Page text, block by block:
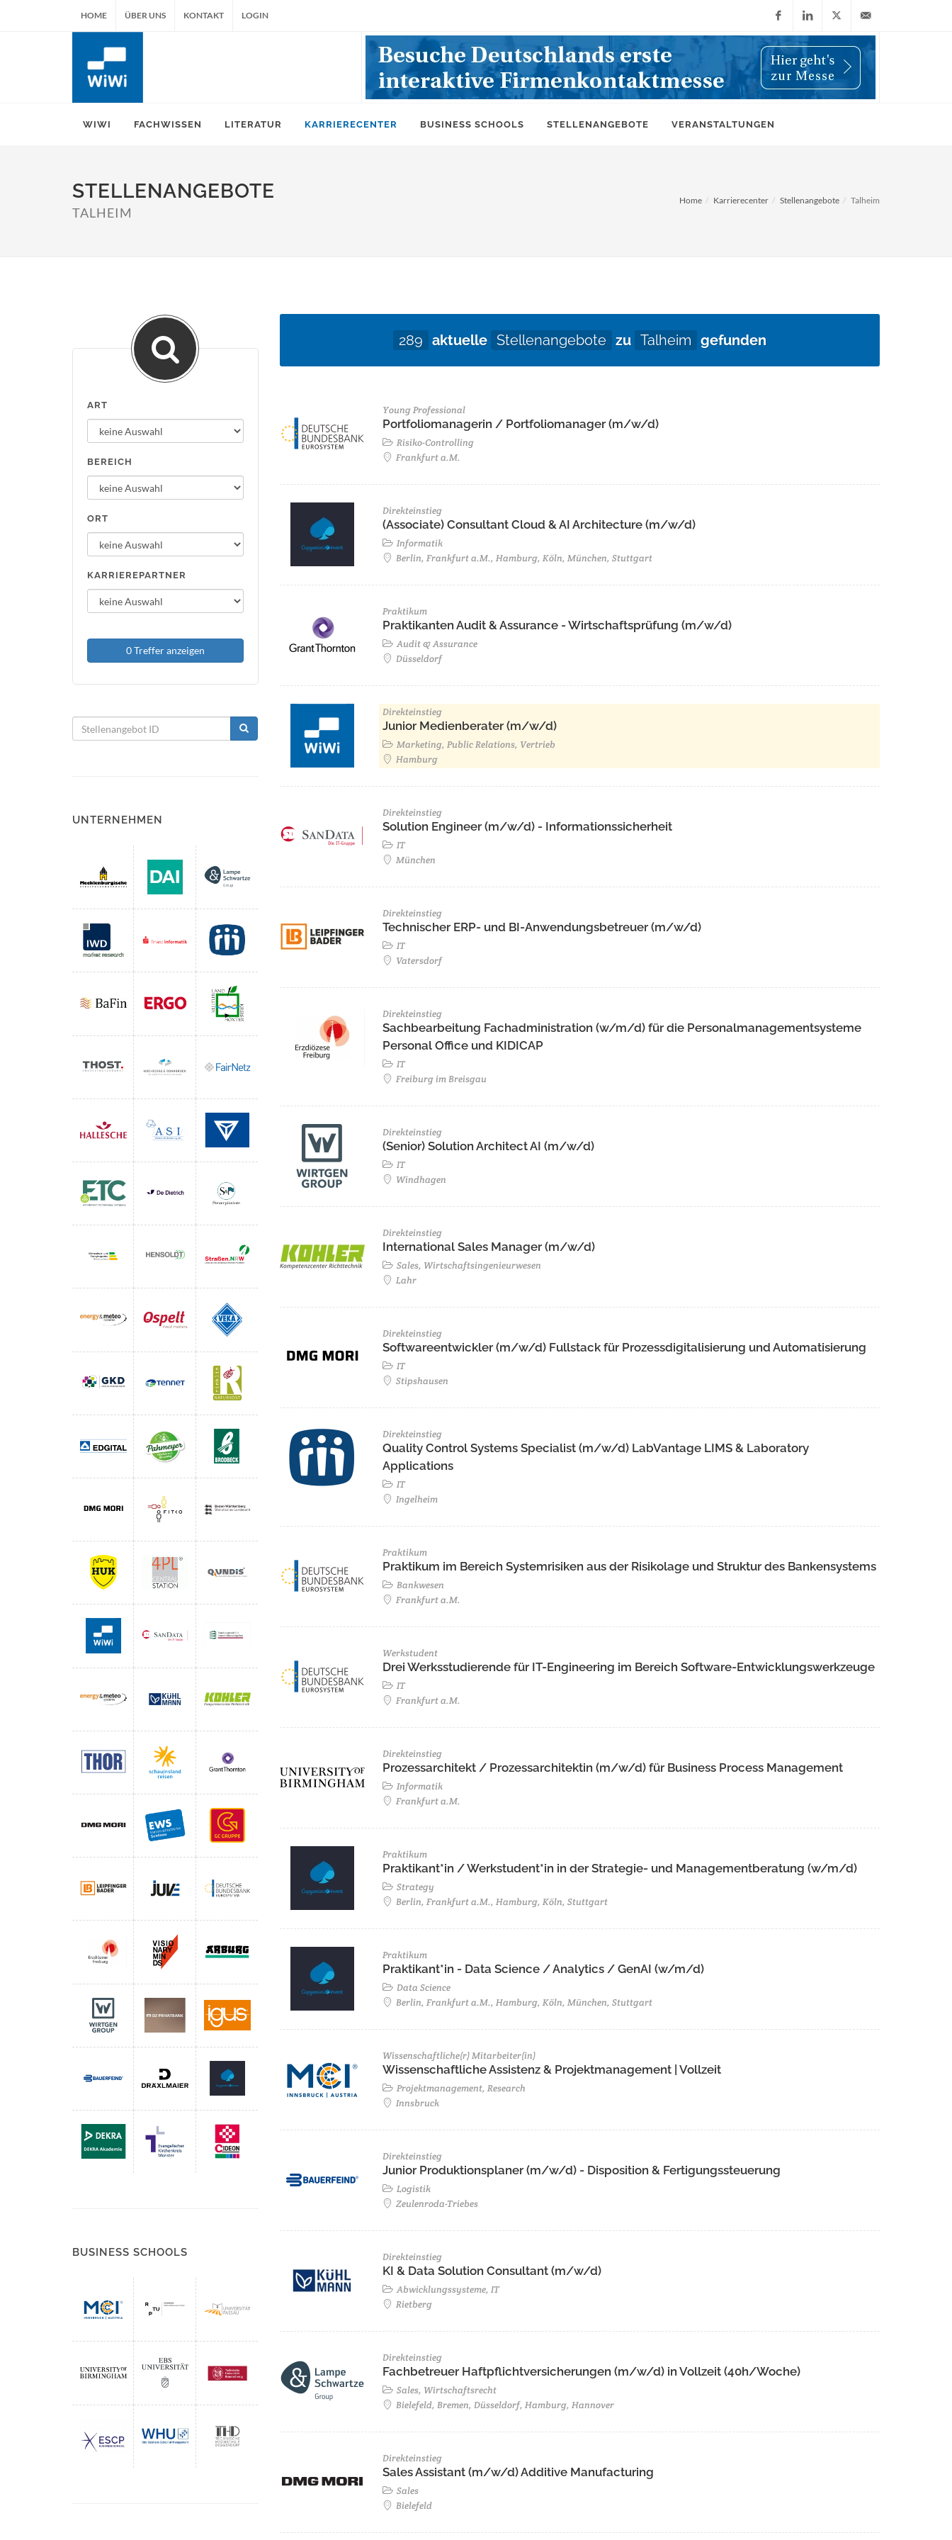
HOME ÜBER UNS KONTAKT LOGIN
FacebookLinkedIn
X
(Twitter)
info@wiwi-
WIWI FACHWISSEN LITERATUR KARRIERECENTER BUSINESS SCHOOLS STELLENANGEBOTE VERANSTALTUNGEN
STELLENANGEBOTE
TALHEIM
Home Karrierecenter Stellenangebote Talheim
ART
BEREICH
ORT
KARRIEREPARTNER
0 Treffer anzeigen
UNTERNEHMEN
BUSINESS SCHOOLS
289 aktuelle Stellenangebote zu Talheim gefunden
Young Professional
Portfoliomanagerin / Portfoliomanager (m/w/d)
Risiko-Controlling
Frankfurt a.M.
Direkteinstieg
(Associate) Consultant Cloud & AI Architecture (m/w/d)​ ​
Informatik
Berlin, Frankfurt a.M., Hamburg, Köln, München, Stuttgart
Praktikum
Praktikanten Audit & Assurance - Wirtschaftsprüfung (m/w/d)
Audit & Assurance
Düsseldorf
Direkteinstieg
Junior Medienberater (m/w/d)
Marketing, Public Relations, Vertrieb
Hamburg
Direkteinstieg
Solution Engineer (m/w/d) - Informationssicherheit
IT
München
Direkteinstieg
Technischer ERP- und BI-Anwendungsbetreuer (m/w/d)
IT
Vatersdorf
Direkteinstieg
Sachbearbeitung Fachadministration (w/m/d) für die Personalmanagementsysteme
Personal Office und KIDICAP
IT
Freiburg im Breisgau
Direkteinstieg
(Senior) Solution Architect AI (m/w/d)
IT
Windhagen
Direkteinstieg
International Sales Manager (m/w/d)
Sales, Wirtschaftsingenieurwesen
Lahr
Direkteinstieg
Softwareentwickler (m/w/d) Fullstack für Prozessdigitalisierung und Automatisierung
IT
Stipshausen
Direkteinstieg
Quality Control Systems Specialist (m/w/d) LabVantage LIMS & Laboratory
Applications
IT
Ingelheim
Praktikum
Praktikum im Bereich Systemrisiken aus der Risikolage und Struktur des Bankensystems
Bankwesen
Frankfurt a.M.
Werkstudent
Drei Werksstudierende für IT-Engineering im Bereich Software-Entwicklungswerkzeuge
IT
Frankfurt a.M.
Direkteinstieg
Prozessarchitekt / Prozessarchitektin (m/w/d) für Business Process Management
Informatik
Frankfurt a.M.
Praktikum
Praktikant*in / Werkstudent*in in der Strategie- und Managementberatung (w/m/d)
Strategy
Berlin, Frankfurt a.M., Hamburg, Köln, Stuttgart
Praktikum
Praktikant*in - Data Science / Analytics / GenAI (w/m/d)
Data Science
Berlin, Frankfurt a.M., Hamburg, Köln, München, Stuttgart
Wissenschaftliche(r) Mitarbeiter(in)
Wissenschaftliche Assistenz & Projektmanagement | Vollzeit
Projektmanagement, Research
Innsbruck
Direkteinstieg
Junior Produktionsplaner (m/w/d) - Disposition & Fertigungssteuerung
Logistik
Zeulenroda-Triebes
Direkteinstieg
KI & Data Solution Consultant (m/w/d)
Abwicklungssysteme, IT
Rietberg
Direkteinstieg
Fachbetreuer Haftpflichtversicherungen (m/w/d) in Vollzeit (40h/Woche)
Sales, Wirtschaftsrecht
Bielefeld, Bremen, Düsseldorf, Hamburg, Hannover
Direkteinstieg
Sales Assistant (m/w/d) Additive Manufacturing
Sales
Bielefeld